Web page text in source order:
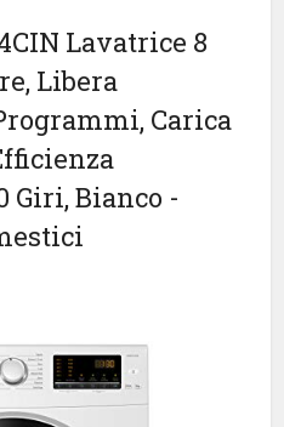
Lavatrice 8
Libera
Carica
Giri, Bianco -